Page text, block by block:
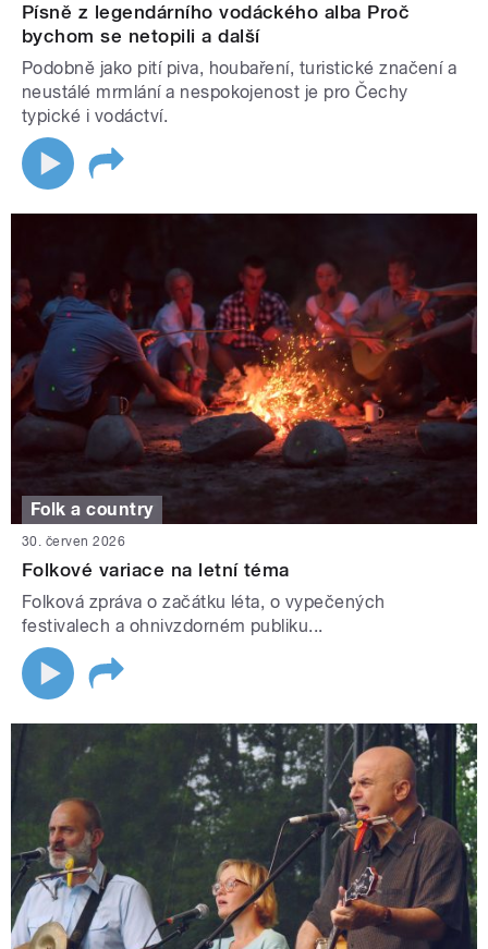
Písně z legendárního vodáckého alba Proč
bychom se netopili a další
Podobně jako pití piva, houbaření, turistické značení a
neustálé mrmlání a nespokojenost je pro Čechy
typické i vodáctví.
Folk a country
30. červen 2026
Folkové variace na letní téma
Folková zpráva o začátku léta, o vypečených
festivalech a ohnivzdorném publiku...